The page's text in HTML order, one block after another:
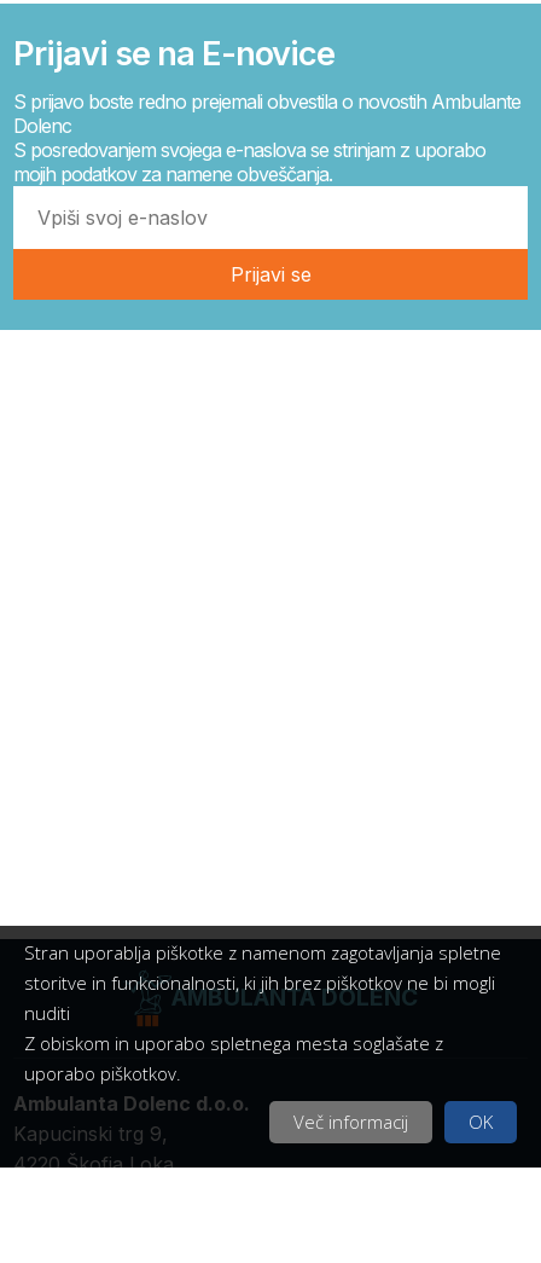
Prijavi se na E-novice
S prijavo boste redno prejemali obvestila o novostih Ambulante
Dolenc
S posredovanjem svojega e-naslova se strinjam z uporabo
mojih podatkov za namene obveščanja.
Prijavi se
AMBULANTA DOLENC
Ambulanta Dolenc d.o.o.
Kapucinski trg 9,
4220 Škofja Loka
Stran uporablja piškotke z namenom zagotavljanja spletne
storitve in funkcionalnosti, ki jih brez piškotkov ne bi mogli
nuditi
Z obiskom in uporabo spletnega mesta soglašate z
uporabo piškotkov.
Več informacij
OK